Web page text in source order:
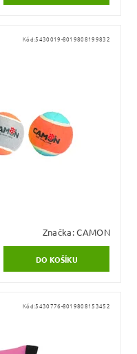
Kód:5430019-8019808199832
Značka:CAMON
Kód:5430776-8019808153452